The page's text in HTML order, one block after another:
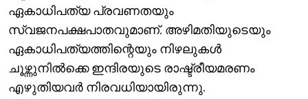
ഏകാധിപത്യ പ്രവണതയും
സ്വജനപക്ഷപാതവുമാണ്. അഴിമതിയുടെയും
ഏകാധിപത്യത്തിന്റെയും നിഴലുകൾ
ചൂഴ്ന്നുനിൽക്കെ ഇന്ദിരയുടെ രാഷ്ട്രീയമരണം
എഴുതിയവർ നിരവധിയായിരുന്നു.